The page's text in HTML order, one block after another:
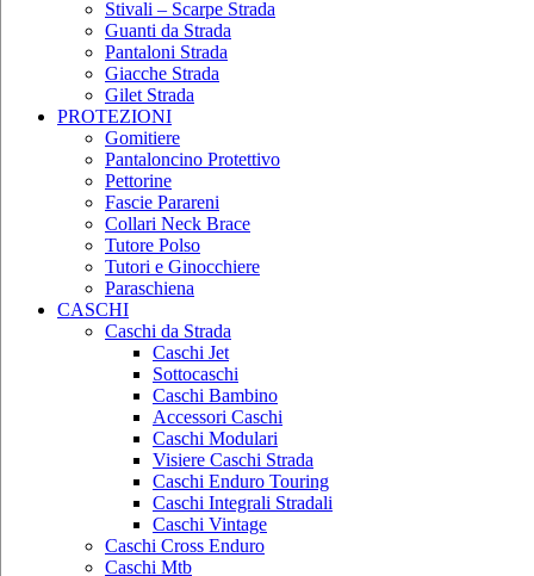
Stivali – Scarpe Strada
Guanti da Strada
Pantaloni Strada
Giacche Strada
Gilet Strada
PROTEZIONI
Gomitiere
Pantaloncino Protettivo
Pettorine
Fascie Parareni
Collari Neck Brace
Tutore Polso
Tutori e Ginocchiere
Paraschiena
CASCHI
Caschi da Strada
Caschi Jet
Sottocaschi
Caschi Bambino
Accessori Caschi
Caschi Modulari
Visiere Caschi Strada
Caschi Enduro Touring
Caschi Integrali Stradali
Caschi Vintage
Caschi Cross Enduro
Caschi Mtb